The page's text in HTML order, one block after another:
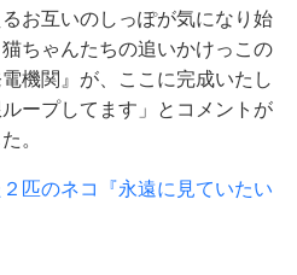
お互いのしっぽが気になり始
ちゃんたちの追いかけっこの
機関』が、ここに完成いたし
ープしてます」とコメントが
。
匹のネコ『永遠に見ていたい